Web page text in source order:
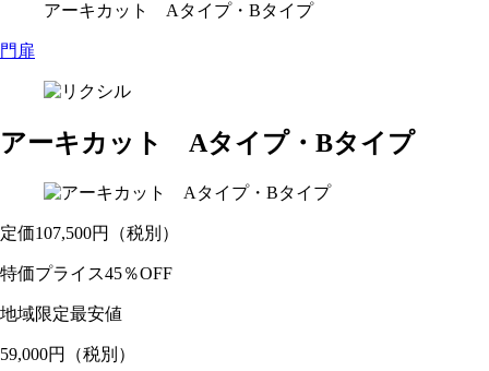
アーキカット Aタイプ・Bタイプ
門扉
アーキカット Aタイプ・Bタイプ
定価107,500円 （税別）
特価プライス45％OFF
地域限定最安値
59,000円 （税別）